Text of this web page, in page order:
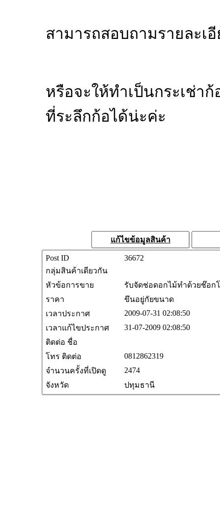
สามารถสอบถามรายละเ
หรือจะให้ทำเป็นกระเช่า
ที่ระลึกก้อได้น่ะค่ะ
แก้ไขข้อมูลสินค้า
Post ID
36672
กลุ่มสินค้าเดียวกัน
หัวข้อการขาย
รับจัดช่อดอกไม้ทำด้วยช๊อกโ
ราคา
ขึนอยู่กัยขนาด
เวลาประกาศ
2009-07-31 02:08:50
เวลาแก้ไขประกาศ
31-07-2009 02:08:50
ติดต่อ ชื่อ
โทร ติดต่อ
0812862319
จำนวนครั้งที่เปิดดู
2474
จังหวัด
ปทุมธานี